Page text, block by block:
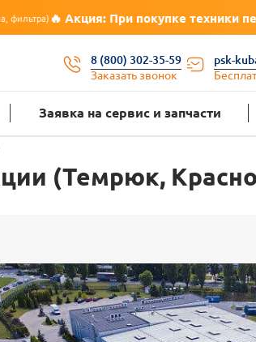
При покупке техники первое ТО в
8 (800) 302-35-59
Заказать звонок
psk-
Заявка на сервис и запчасти
(Темрюк,